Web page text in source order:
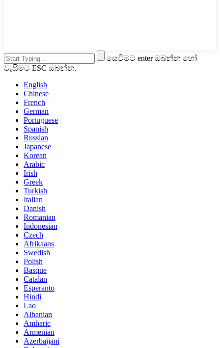
සෙවීමට enter ඔබන්න හෝ
වැසීමට ESC ඔබන්න.
English
Chinese
French
German
Portuguese
Spanish
Russian
Japanese
Korean
Arabic
Irish
Greek
Turkish
Italian
Danish
Romanian
Indonesian
Czech
Afrikaans
Swedish
Polish
Basque
Catalan
Esperanto
Hindi
Lao
Albanian
Amharic
Armenian
Azerbaijani